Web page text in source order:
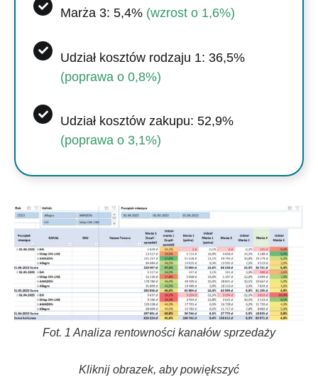
Marża 3: 5,4% (wzrost o 1,6%)
Udział kosztów rodzaju 1: 36,5%
(poprawa o 0,8%)
Udział kosztów zakupu: 52,9%
(poprawa o 3,1%)
Fot. 1 Analiza rentowności kanałów sprzedaży
Kliknij obrazek, aby powiększyć